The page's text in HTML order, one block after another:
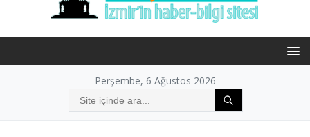
Perşembe, 6 Ağustos 2026